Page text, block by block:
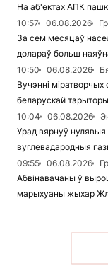
На аб'ектах АПК
10:57
06.08.2026
За сем месяцаў
долараў больш
10:50
06.08.2026
Вучэнні
беларускай
10:04
06.08.2026
Урад вярнуў нулявыя
вуглевадародныя
09:55
06.08.2026
Абвінавачаны ў
марыхуаны жыхар